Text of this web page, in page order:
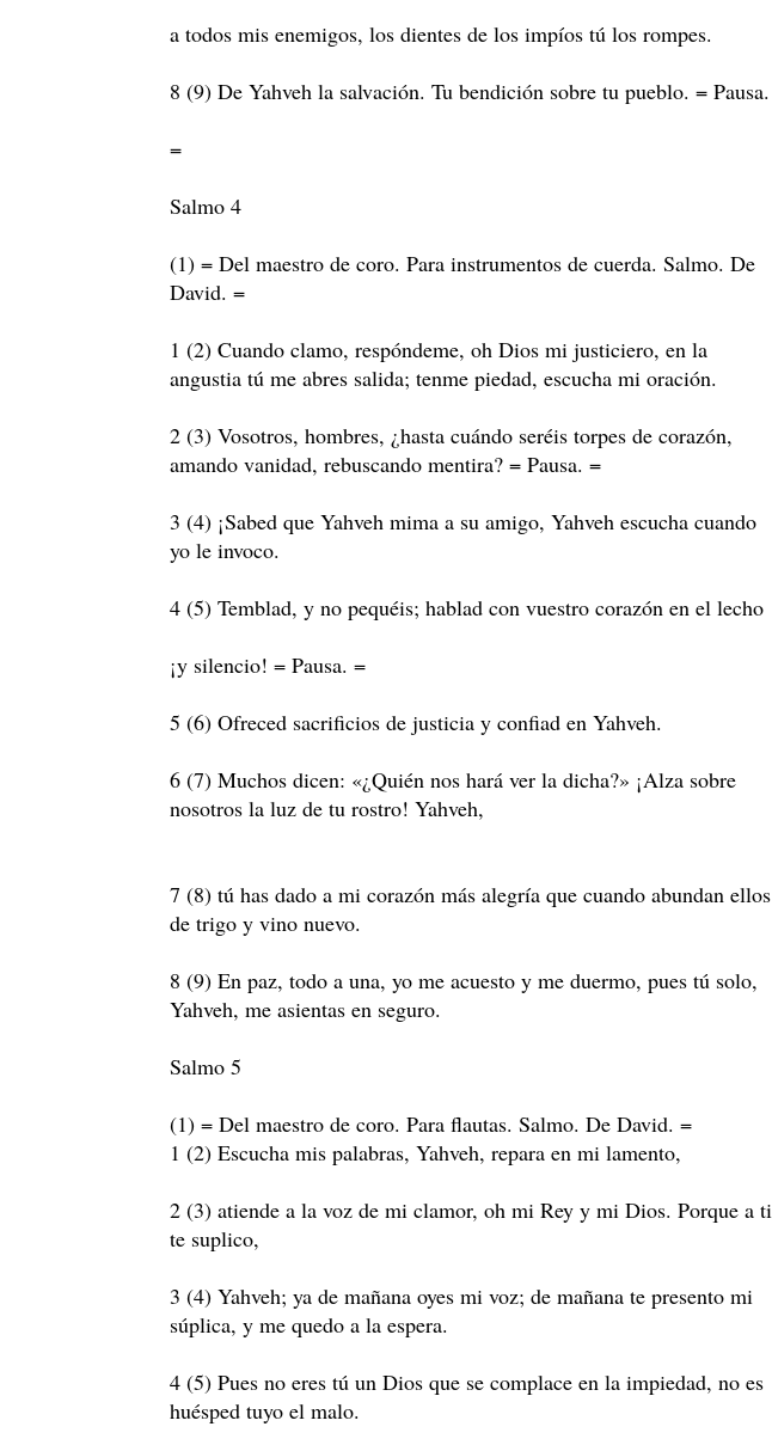
a todos mis enemigos, los dientes de los impíos tú los rompes.
8 (9) De Yahveh la salvación. Tu bendición sobre tu pueblo. = Pausa.
=
Salmo 4
(1) = Del maestro de coro. Para instrumentos de cuerda. Salmo. De
David. =
1 (2) Cuando clamo, respóndeme, oh Dios mi justiciero, en la
angustia tú me abres salida; tenme piedad, escucha mi oración.
2 (3) Vosotros, hombres, ¿hasta cuándo seréis torpes de corazón,
amando vanidad, rebuscando mentira? = Pausa. =
3 (4) ¡Sabed que Yahveh mima a su amigo, Yahveh escucha cuando
yo le invoco.
4 (5) Temblad, y no pequéis; hablad con vuestro corazón en el lecho
¡y silencio! = Pausa. =
5 (6) Ofreced sacrificios de justicia y confiad en Yahveh.
6 (7) Muchos dicen: «¿Quién nos hará ver la dicha?» ¡Alza sobre
nosotros la luz de tu rostro! Yahveh,
7 (8) tú has dado a mi corazón más alegría que cuando abundan ellos
de trigo y vino nuevo.
8 (9) En paz, todo a una, yo me acuesto y me duermo, pues tú solo,
Yahveh, me asientas en seguro.
Salmo 5
(1) = Del maestro de coro. Para flautas. Salmo. De David. =
1 (2) Escucha mis palabras, Yahveh, repara en mi lamento,
2 (3) atiende a la voz de mi clamor, oh mi Rey y mi Dios. Porque a ti
te suplico,
3 (4) Yahveh; ya de mañana oyes mi voz; de mañana te presento mi
súplica, y me quedo a la espera.
4 (5) Pues no eres tú un Dios que se complace en la impiedad, no es
huésped tuyo el malo.